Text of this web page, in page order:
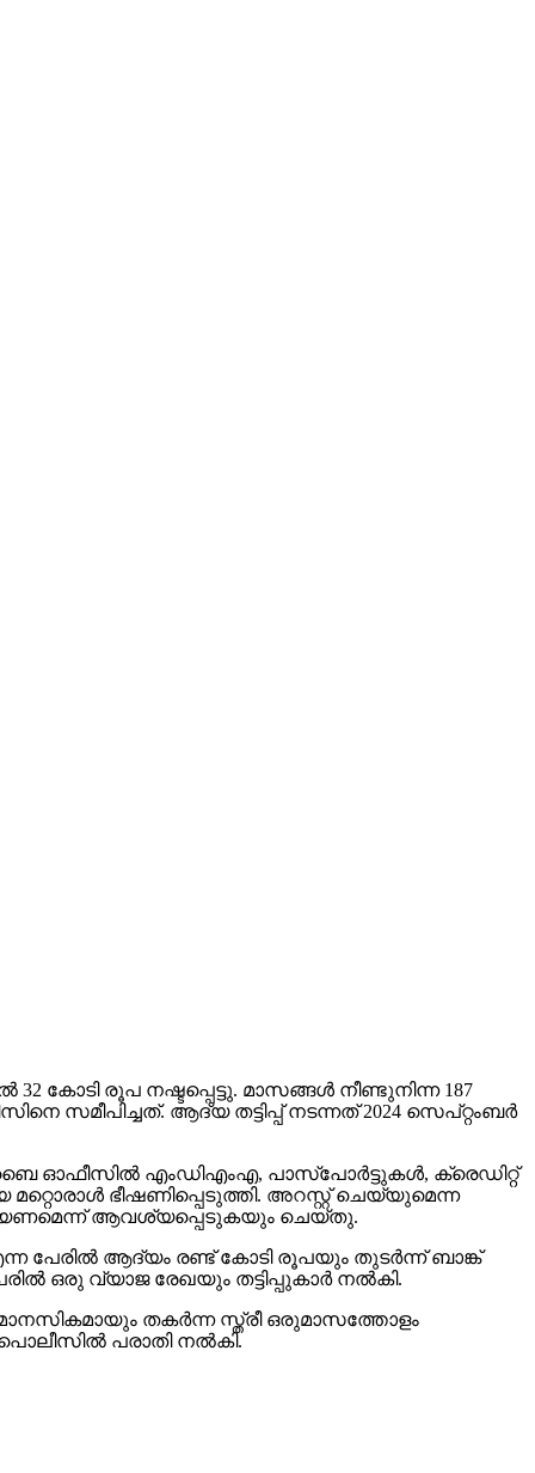
കോടി രൂപ നഷ്ടപ്പെട്ടു. മാസങ്ങള്‍ നീണ്ടുനിന്ന 187
സമീപിച്ചത്. ആദ്യ തട്ടിപ്പ് നടന്നത് 2024 സെപ്റ്റംബര്‍
ഓഫീസില്‍ എംഡിഎംഎ, പാസ്പോര്‍ട്ടുകള്‍, ക്രെഡിറ്റ്
ഭീഷണിപ്പെടുത്തി. അറസ്റ്റ് ചെയ്യുമെന്ന
ആവശ്യപ്പെടുകയും ചെയ്തു.
എന്ന പേരില്‍ ആദ്യം രണ്ട് കോടി രൂപയും തുടര്‍ന്ന് ബാങ്ക്
ഒരു വ്യാജ രേഖയും തട്ടിപ്പുകാര്‍ നല്‍കി.
മാനസികമായും തകര്‍ന്ന സ്ത്രീ ഒരുമാസത്തോളം
പൊലീസില്‍ പരാതി നല്‍കി.